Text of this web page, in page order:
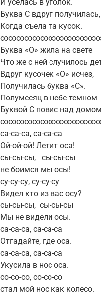
И уселась в уголок.
Буква С вдруг получилась,
Когда съела та кусок.
Буква «О» жила на свете
Что же с ней случилось
Вдруг кусочек «О» исчез,
Получилась буква «С».
Полумесяц в небе темном
Буквой С повис над
ca-са-са, са-са-са
Ой-ой-ой! Летит оса!
сы-сы-сы, сы-сы-сы
не боимся мы осы!
су-су-су, су-су-су
Видел кто из вас осу?
сы-сы-сы, сы-сы-сы
Мы не видели осы.
са-са-са, са-са-са
Отгадайте, где оса.
са-са-са, са-са-са
Укусила в нос оса.
со-со-со, со-со-со
стал мой нос как колесо.